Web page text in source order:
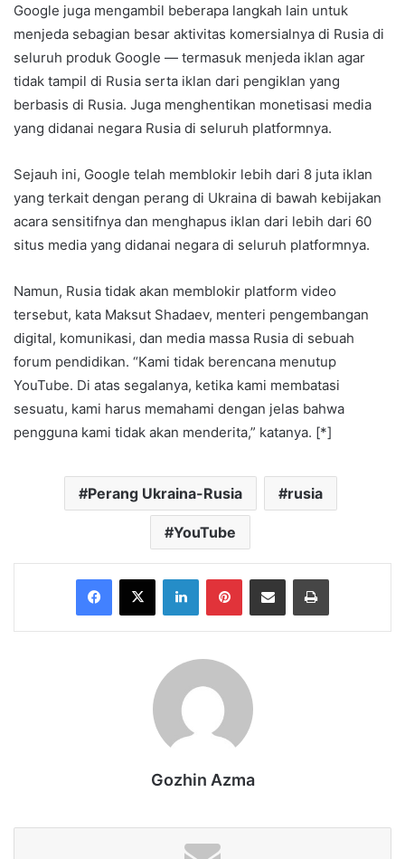
Google juga mengambil beberapa langkah lain untuk
menjeda sebagian besar aktivitas komersialnya di Rusia di
seluruh produk Google — termasuk menjeda iklan agar
tidak tampil di Rusia serta iklan dari pengiklan yang
berbasis di Rusia. Juga menghentikan monetisasi media
yang didanai negara Rusia di seluruh platformnya.
Sejauh ini, Google telah memblokir lebih dari 8 juta iklan
yang terkait dengan perang di Ukraina di bawah kebijakan
acara sensitifnya dan menghapus iklan dari lebih dari 60
situs media yang didanai negara di seluruh platformnya.
Namun, Rusia tidak akan memblokir platform video
tersebut, kata Maksut Shadaev, menteri pengembangan
digital, komunikasi, dan media massa Rusia di sebuah
forum pendidikan. “Kami tidak berencana menutup
YouTube. Di atas segalanya, ketika kami membatasi
sesuatu, kami harus memahami dengan jelas bahwa
pengguna kami tidak akan menderita,” katanya. [*]
Perang Ukraina-Rusia rusia
YouTube
Facebook
X LinkedInPinterestShare via Email Print
Gozhin Azma